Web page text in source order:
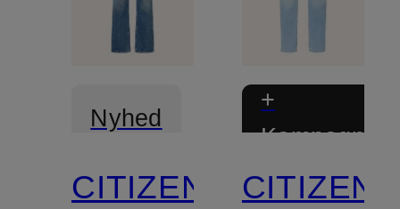
Nyhed
Certificeret
CITIZENS
+
Certificeret
CITIZENS